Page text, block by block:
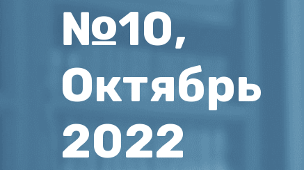
№10,
Октябрь
2022